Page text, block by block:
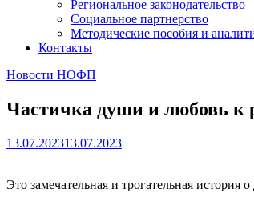
Региональное законодательство
Социальное партнерство
Методические пособия и
Контакты
Новости НОФП
Частичка души и любовь к
13.07.202313.07.2023
Это замечательная и трогательная